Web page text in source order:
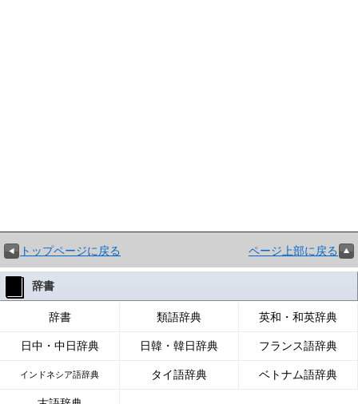
トップページに戻る ページ上部に戻る
辞書
辞書 類語辞典 英和・和英辞典
日中・中日辞典 日韓・韓日辞典 フランス語辞典
インドネシア語辞典 タイ語辞典 ベトナム語辞典